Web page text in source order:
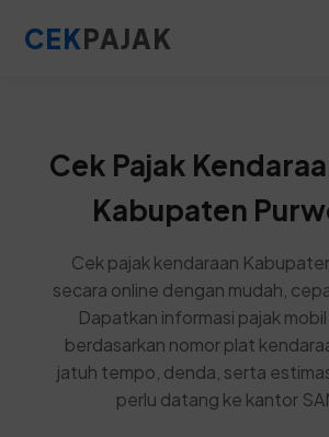
CEKPAJAK
Cek Pajak
Kabupaten
Cek pajak kendaraan
secara online dengan mudah,
Dapatkan informasi pajak
berdasarkan nomor plat
jatuh tempo, denda, serta
perlu datang ke kantor